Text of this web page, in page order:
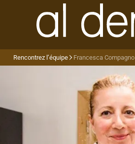
Rencontrez l’équipe Francesca Compagno